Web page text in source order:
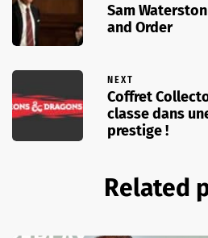
Sam
and Order
NEXT
Coffret
classe dans
prestige !
Related